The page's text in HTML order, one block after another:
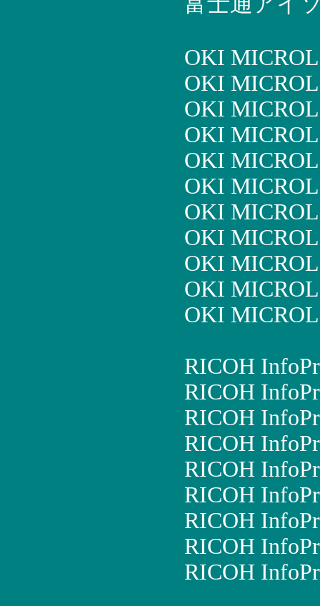
OKI
OKI
OKI
OKI
OKI
OKI
OKI
OKI
OKI
OKI
OKI
RICOH
RICOH
RICOH
RICOH
RICOH
RICOH
RICOH
RICOH
RICOH